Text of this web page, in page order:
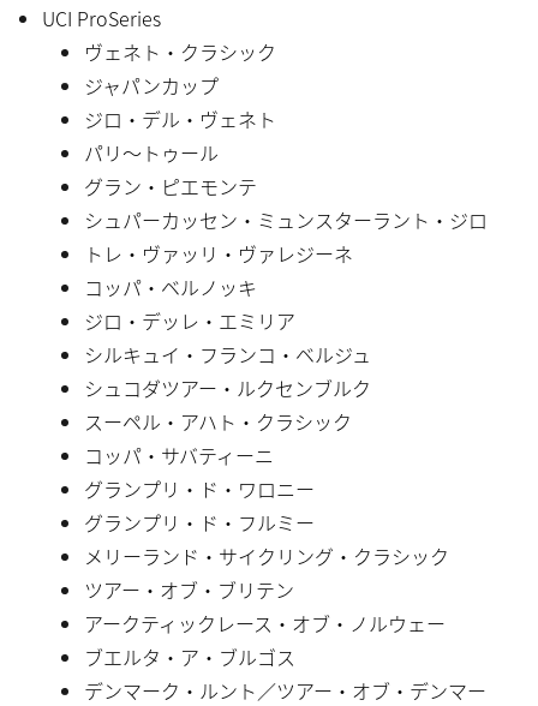
UCI ProSeries
ヴェネト・クラシック
ジャパンカップ
ジロ・デル・ヴェネト
パリ〜トゥール
グラン・ピエモンテ
シュパーカッセン・ミュンスターラント・ジロ
トレ・ヴァッリ・ヴァレジーネ
コッパ・ベルノッキ
ジロ・デッレ・エミリア
シルキュイ・フランコ・ベルジュ
シュコダツアー・ルクセンブルク
スーペル・アハト・クラシック
コッパ・サバティーニ
グランプリ・ド・ワロニー
グランプリ・ド・フルミー
メリーランド・サイクリング・クラシック
ツアー・オブ・ブリテン
アークティックレース・オブ・ノルウェー
ブエルタ・ア・ブルゴス
デンマーク・ルント／ツアー・オブ・デンマー